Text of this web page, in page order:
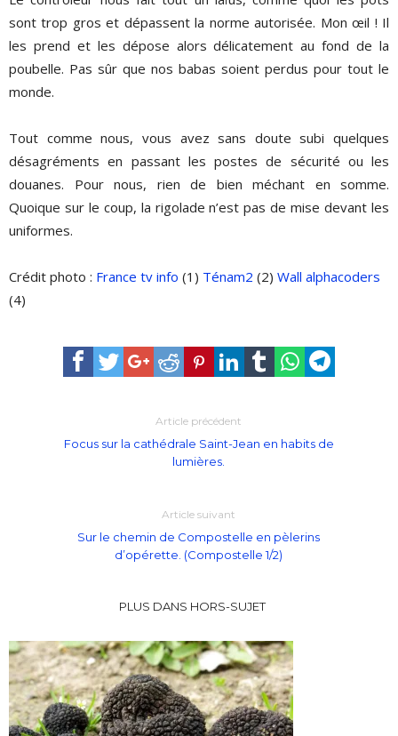
sont trop gros et dépassent la norme autorisée. Mon œil ! Il
les prend et les dépose alors délicatement au fond de la
poubelle. Pas sûr que nos babas soient perdus pour tout le
monde.
Tout comme nous, vous avez sans doute subi quelques
désagréments en passant les postes de sécurité ou les
douanes. Pour nous, rien de bien méchant en somme.
Quoique sur le coup, la rigolade n’est pas de mise devant les
uniformes.
Crédit photo : France tv info (1) Ténam2 (2) Wall alphacoders
(4)
Article précédent
Focus sur la cathédrale Saint-Jean en habits de
lumières.
Article suivant
Sur le chemin de Compostelle en pèlerins
d’opérette. (Compostelle 1/2)
PLUS DANS HORS-SUJET